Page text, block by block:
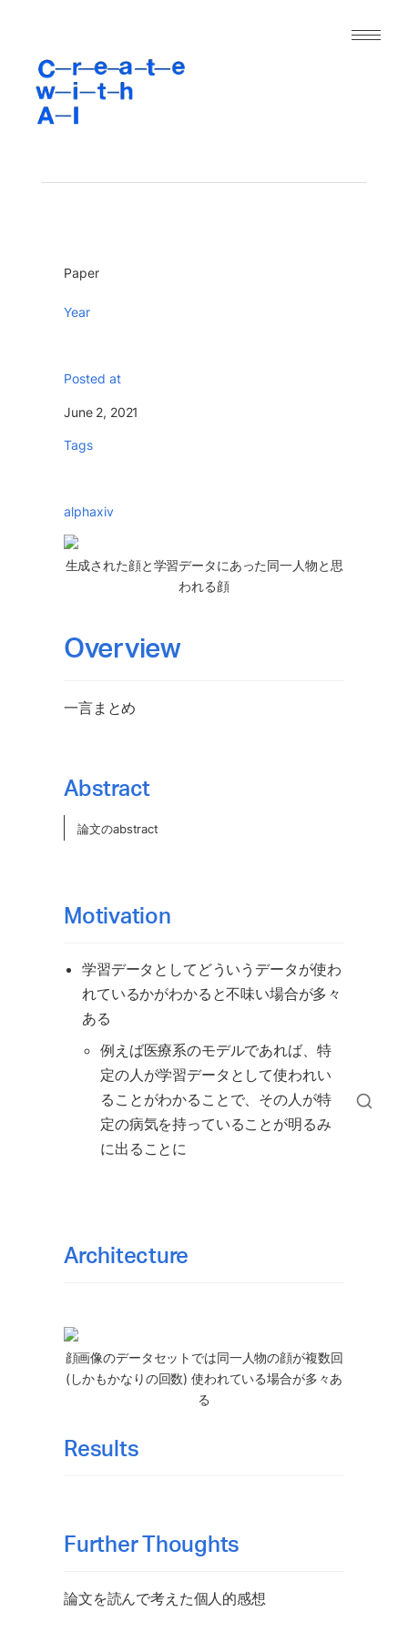
Paper
Year
Posted at
June 2, 2021
Tags
alphaxiv
生成された顔と学習データにあった同一人物と思
われる顔
Overview
一言まとめ
Abstract
論文のabstract
Motivation
学習データとしてどういうデータが使わ
れているかがわかると不味い場合が多々
ある
例えば医療系のモデルであれば、特
定の人が学習データとして使われい
ることがわかることで、その人が特
定の病気を持っていることが明るみ
に出ることに
Architecture
顔画像のデータセットでは同一人物の顔が複数回
(しかもかなりの回数) 使われている場合が多々あ
る
Results
Further Thoughts
論文を読んで考えた個人的感想